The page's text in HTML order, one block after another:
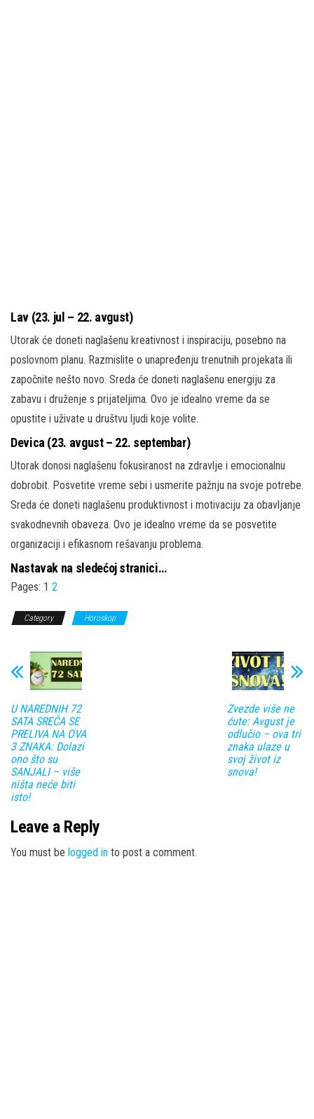
Lav (23. jul – 22. avgust)
Utorak će doneti naglašenu kreativnost i inspiraciju, posebno na
poslovnom planu. Razmislite o unapređenju trenutnih projekata ili
započnite nešto novo. Sreda će doneti naglašenu energiju za
zabavu i druženje s prijateljima. Ovo je idealno vreme da se
opustite i uživate u društvu ljudi koje volite.
Devica (23. avgust – 22. septembar)
Utorak donosi naglašenu fokusiranost na zdravlje i emocionalnu
dobrobit. Posvetite vreme sebi i usmerite pažnju na svoje potrebe.
Sreda će doneti naglašenu produktivnost i motivaciju za obavljanje
svakodnevnih obaveza. Ovo je idealno vreme da se posvetite
organizaciji i efikasnom rešavanju problema.
Nastavak na sledećoj stranici…
Pages: 1 2
Category Horoskop
U NAREDNIH 72
SATA SREĆA SE
PRELIVA NA OVA
3 ZNAKA: Dolazi
ono što su
SANJALI – više
ništa neće biti
isto!
Zvezde više ne
ćute: Avgust je
odlučio – ova tri
znaka ulaze u
svoj život iz
snova!
Leave a Reply
You must be logged in to post a comment.